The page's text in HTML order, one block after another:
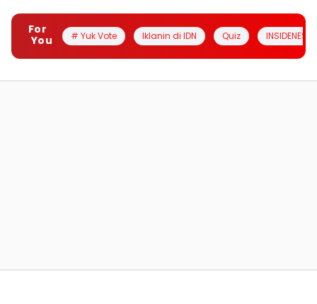
For
You
# Yuk Vote Iklanin di IDN Quiz INSIDENESIA